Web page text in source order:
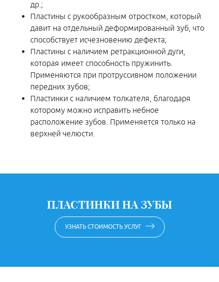
др.;
Пластины с рукообразным отростком, который
давит на отдельный деформированный зуб, что
способствует исчезновению дефекта;
Пластины с наличием ретракционной дуги,
которая имеет способность пружинить.
Применяются при протруссивном положении
передних зубов;
Пластинки с наличием толкателя, благодаря
которому можно исправить небное
расположение зубов. Применяется только на
верхней челюсти.
ПЛАСТИНКИ НА ЗУБЫ
УЗНАТЬ СТОИМОСТЬ УСЛУГ